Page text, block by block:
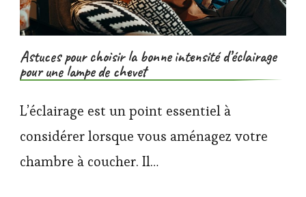
Astuces pour choisir la bonne intensité d’éclairage
pour une lampe de chevet
L’éclairage est un point essentiel à
considérer lorsque vous aménagez votre
chambre à coucher. Il…